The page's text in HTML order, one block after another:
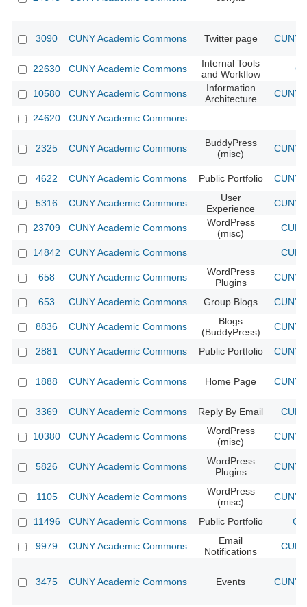
3090 CUNY Academic Commons Twitter page CUNY
22630 CUNY Academic Commons
Internal Tools
and Workflow
10580 CUNY Academic Commons
Information
Architecture
CUNY
24620 CUNY Academic Commons
2325 CUNY Academic Commons
BuddyPress
(misc)
CUNY
4622 CUNY Academic Commons Public Portfolio CUNY
5316 CUNY Academic Commons
User
Experience
CUNY
23709 CUNY Academic Commons
WordPress
(misc)
14842 CUNY Academic Commons
658 CUNY Academic Commons
WordPress
Plugins
CUNY
653 CUNY Academic Commons Group Blogs CUNY
8836 CUNY Academic Commons
Blogs
(BuddyPress)
CUNY
2881 CUNY Academic Commons Public Portfolio CUNY
1888 CUNY Academic Commons Home Page CUNY
3369 CUNY Academic Commons Reply By Email
10380 CUNY Academic Commons
WordPress
(misc)
CUNY
5826 CUNY Academic Commons
WordPress
Plugins
CUNY
1105 CUNY Academic Commons
WordPress
(misc)
CUNY
11496 CUNY Academic Commons Public Portfolio
9979 CUNY Academic Commons
Email
Notifications
3475 CUNY Academic Commons Events CUNY